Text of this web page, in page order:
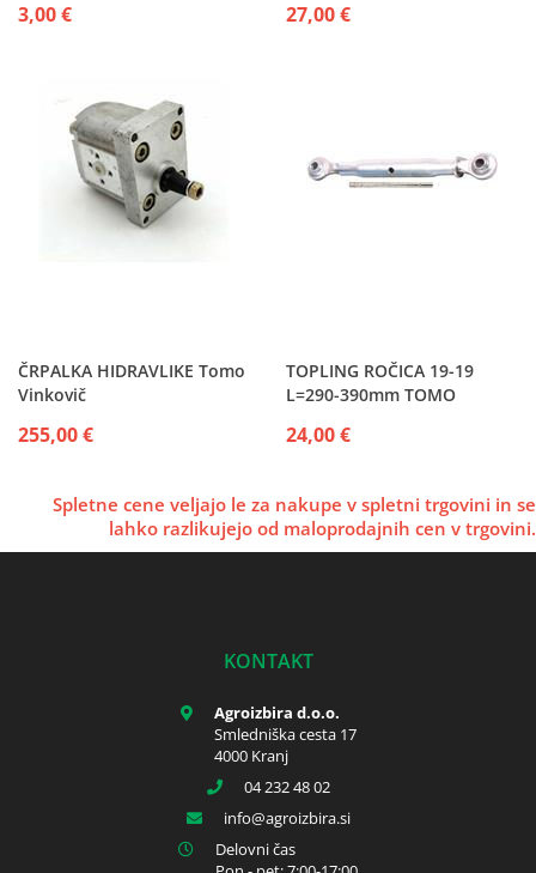
3,00 € 27,00 €
ČRPALKA HIDRAVLIKE Tomo
Vinkovič
255,00 €
TOPLING ROČICA 19-19
L=290-390mm TOMO
24,00 €
Spletne cene veljajo le za nakupe v spletni trgovini in se
lahko razlikujejo od maloprodajnih cen v trgovini.
KONTAKT
Agroizbira d.o.o.
Smledniška cesta 17
4000 Kranj
04 232 48 02
info
agroizbira.si
Delovni čas